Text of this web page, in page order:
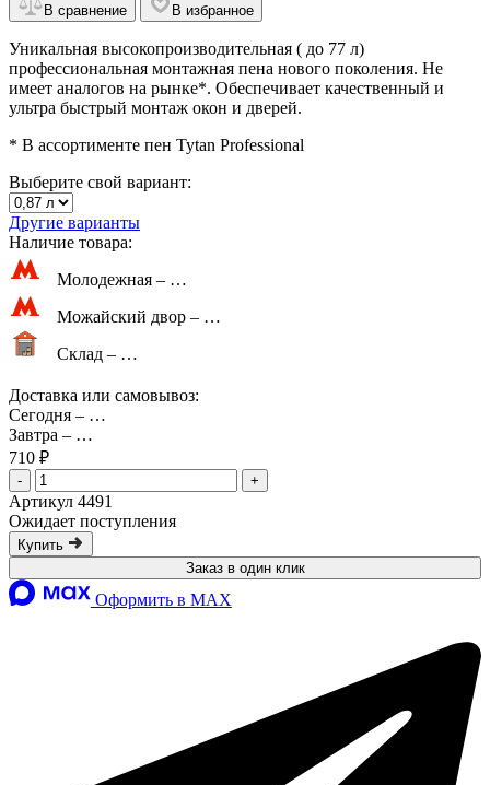
В сравнение В избранное
Уникальная высокопроизводительная ( до 77 л)
профессиональная монтажная пена нового поколения. Не
имеет аналогов на рынке*. Обеспечивает качественный и
ультра быстрый монтаж окон и дверей.
* В ассортименте пен Tytan Professional
Выберите свой вариант:
Другие варианты
Наличие товара:
Молодежная – …
Можайский двор – …
Склад – …
Доставка или самовывоз:
Сегодня – …
Завтра – …
710 ₽
- +
Артикул 4491
Ожидает поступления
Купить
Заказ в один клик
Оформить в MAX